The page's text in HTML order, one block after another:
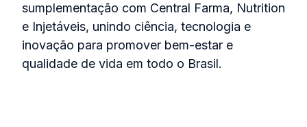
sumplementação com Central Farma, Nutrition
e Injetáveis, unindo ciência, tecnologia e
inovação para promover bem-estar e
qualidade de vida em todo o Brasil.